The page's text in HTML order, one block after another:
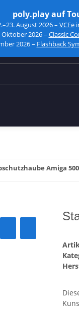
poly.play auf
August 2026 – VCFe
Oktober 2026 – Classic
2026 – Flashback
Amiga